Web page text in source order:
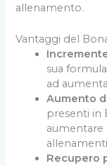
allenamento.
Vantaggi del
sua
ad
Aumento
presenti in
aumentare
Recupero